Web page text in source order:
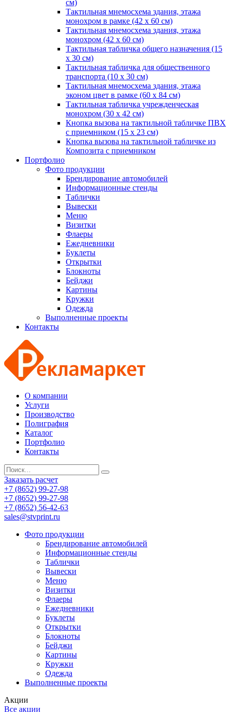
см)
Тактильная мнемосхема здания, этажа
монохром в рамке (42 х 60 см)
Тактильная мнемосхема здания, этажа
монохром (42 х 60 см)
Тактильная табличка общего назначения (15
x 30 см)
Тактильная табличка для общественного
транспорта (10 x 30 см)
Тактильная мнемосхема здания, этажа
эконом цвет в рамке (60 х 84 см)
Тактильная табличка учрежденческая
монохром (30 х 42 см)
Кнопка вызова на тактильной табличке ПВХ
с приемником (15 х 23 см)
Кнопка вызова на тактильной табличке из
Композита с приемником
Портфолио
Фото продукции
Брендирование автомобилей
Информационные стенды
Таблички
Вывески
Меню
Визитки
Флаеры
Ежедневники
Буклеты
Открытки
Блокноты
Бейджи
Картины
Кружки
Одежда
Выполненные проекты
Контакты
О компании
Услуги
Производство
Полиграфия
Каталог
Портфолио
Контакты
Заказать расчет
+7 (8652) 99-27-98
+7 (8652) 99-27-98
+7 (8652) 56-42-63
sales@stvprint.ru
Фото продукции
Брендирование автомобилей
Информационные стенды
Таблички
Вывески
Меню
Визитки
Флаеры
Ежедневники
Буклеты
Открытки
Блокноты
Бейджи
Картины
Кружки
Одежда
Выполненные проекты
Акции
Все акции